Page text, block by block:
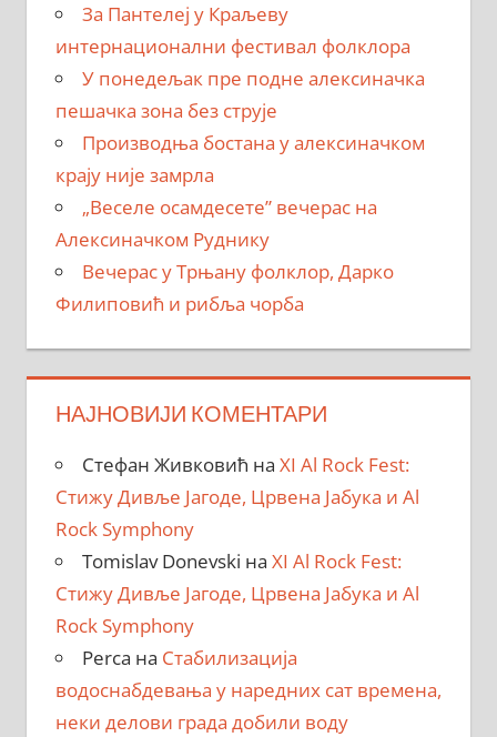
За Пантелеј у Краљеву
интернационални фестивал фолклора
У понедељак пре подне алексиначка
пешачка зона без струје
Производња бостана у алексиначком
крају није замрла
„Веселе осамдесете” вечерас на
Алексиначком Руднику
Вечерас у Трњану фолклор, Дарко
Филиповић и рибља чорба
НАЈНОВИЈИ КОМЕНТАРИ
Стефан Живковић на XI Al Rock Fest:
Стижу Дивље Јагоде, Црвена Јабука и Al
Rock Symphony
Tomislav Donevski на XI Al Rock Fest:
Стижу Дивље Јагоде, Црвена Јабука и Al
Rock Symphony
Perca на Стабилизација
водоснабдевања у наредних сат времена,
неки делови града добили воду